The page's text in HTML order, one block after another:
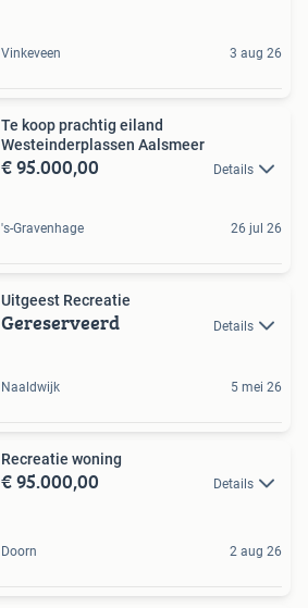
Vinkeveen 3 aug 26
Te koop prachtig eiland
Westeinderplassen Aalsmeer
€ 95.000,00 Details
's-Gravenhage 26 jul 26
Uitgeest Recreatie
Gereserveerd Details
Naaldwijk 5 mei 26
Recreatie woning
€ 95.000,00 Details
Doorn 2 aug 26